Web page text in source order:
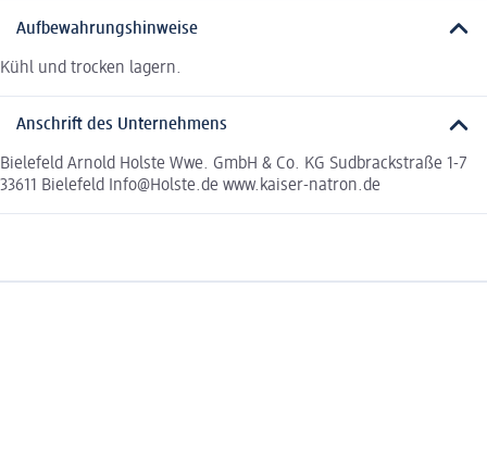
Aufbewahrungshinweise
Kühl und trocken lagern.
Anschrift des Unternehmens
Bielefeld Arnold Holste Wwe. GmbH & Co. KG Sudbrackstraße 1-7
33611 Bielefeld Info@Holste.de www.kaiser-natron.de